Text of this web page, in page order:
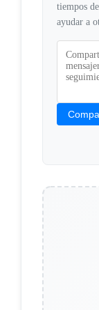
tiempos
ayudar a